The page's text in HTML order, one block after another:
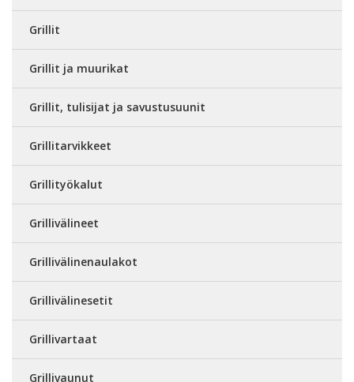
Grillit
Grillit ja muurikat
Grillit, tulisijat ja savustusuunit
Grillitarvikkeet
Grillityökalut
Grillivälineet
Grillivälinenaulakot
Grillivälinesetit
Grillivartaat
Grillivaunut